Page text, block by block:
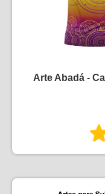
Arte Abadá -